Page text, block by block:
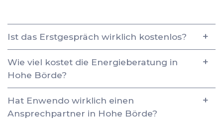
Ist das Erstgespräch wirklich kostenlos?
Wie viel kostet die Energieberatung in
Hohe Börde?
Hat Enwendo wirklich einen
Ansprechpartner in Hohe Börde?